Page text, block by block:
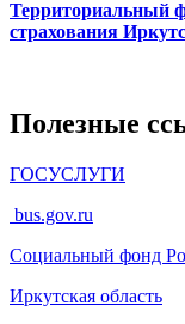
Территориальный
страхования
Полезные
ГОСУСЛУГИ
bus.gov.ru
Социальный фонд
Иркутская область